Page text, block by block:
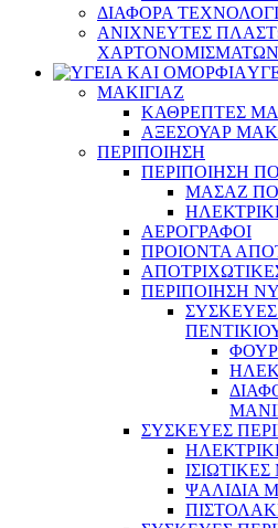
ΔΙΑΦΟΡΑ
ΑΝΙΧΝΕΥΤΕΣ
ΧΑΡΤΟΝΟΜΙΣΜΑΤΩΝ
ΜΑΚΙΓΙΑΖ
ΚΑΘΡΕΠΤΕΣ
ΑΞΕΣΟΥΑΡ
ΠΕΡΙΠΟΙΗΣΗ
ΠΕΡΙΠΟΙΗΣΗ
ΜΑΣΑΖ
ΑΕΡΟΓΡΑΦΟΙ
ΠΡΟΙΟΝΤΑ
ΠΕΡΙΠΟΙΗΣΗ
ΣΥΣΚΕΥΕΣ
ΨΑΛΙΔΙΑ